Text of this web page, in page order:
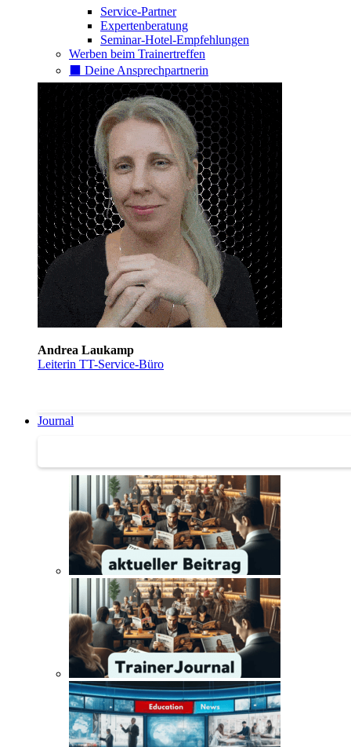
Service-Partner
Expertenberatung
Seminar-Hotel-Empfehlungen
Werben beim Trainertreffen
⬛️ Deine Ansprechpartnerin
Andrea Laukamp
Leiterin TT-Service-Büro
Journal